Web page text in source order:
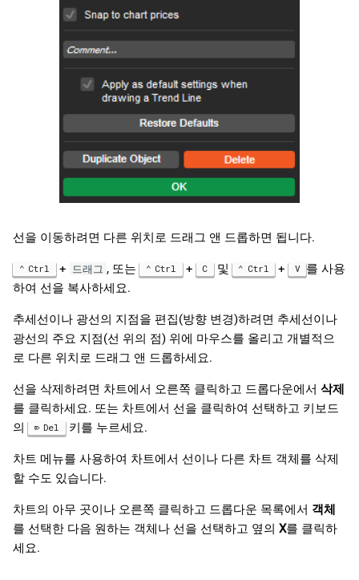
선을 이동하려면 다른 위치로 드래그 앤 드롭하면 됩니다.
Ctrl + 드래그 , 또는 Ctrl + C 및 Ctrl + V 를 사용
하여 선을 복사하세요.
추세선이나 광선의 지점을 편집(방향 변경)하려면 추세선이나
광선의 주요 지점(선 위의 점) 위에 마우스를 올리고 개별적으
로 다른 위치로 드래그 앤 드롭하세요.
선을 삭제하려면 차트에서 오른쪽 클릭하고 드롭다운에서 삭제
를 클릭하세요. 또는 차트에서 선을 클릭하여 선택하고 키보드
의
Del 키를 누르세요.
차트 메뉴를 사용하여 차트에서 선이나 다른 차트 객체를 삭제
할 수도 있습니다.
차트의 아무 곳이나 오른쪽 클릭하고 드롭다운 목록에서 객체
를 선택한 다음 원하는 객체나 선을 선택하고 옆의 X를 클릭하
세요.